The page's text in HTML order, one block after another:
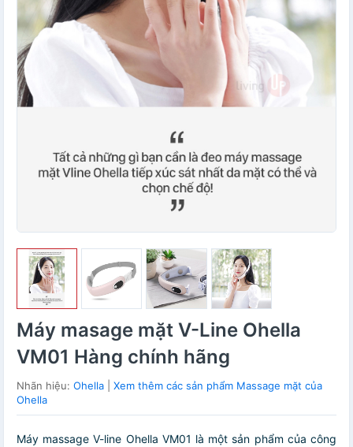
Máy masage mặt V-Line Ohella
VM01 Hàng chính hãng
Nhãn hiệu: Ohella
Xem thêm các sản phẩm Massage mặt của
Ohella
Máy massage V-line Ohella VM01 là một sản phẩm của công